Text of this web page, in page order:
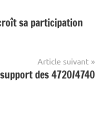
sa participation
Article suivant
des 4720/4740